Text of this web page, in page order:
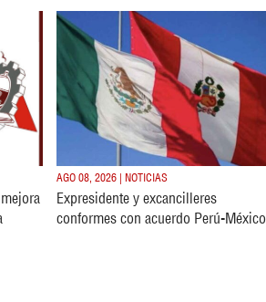
AGO 08, 2026 | NOTICIAS
Expresidente y excancilleres
conformes con acuerdo Perú-México